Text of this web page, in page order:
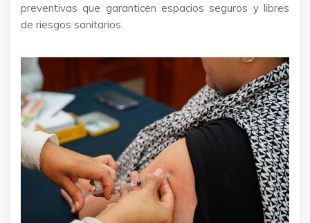
preventivas que garanticen espacios seguros y libres
de riesgos sanitarios.